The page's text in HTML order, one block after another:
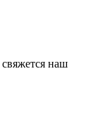
наш